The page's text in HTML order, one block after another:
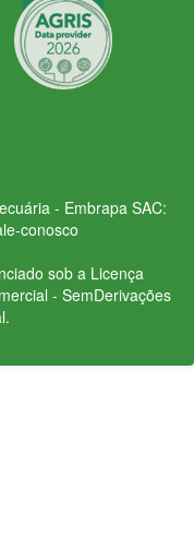
- Embrapa SAC:
conosco
sob a Licença
- SemDerivações